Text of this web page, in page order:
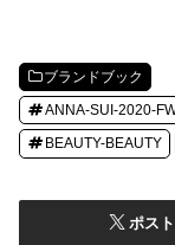
ブランドブック
ANNA-SUI-2020-
BEAUTY-BEAUTY
ポスト